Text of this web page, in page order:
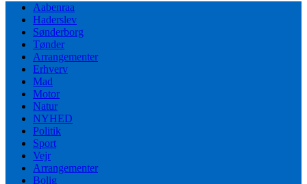
Aabenraa
Haderslev
Sønderborg
Tønder
Arrangementer
Erhverv
Mad
Motor
Natur
NYHED
Politik
Sport
Vejr
Arrangementer
Bolig